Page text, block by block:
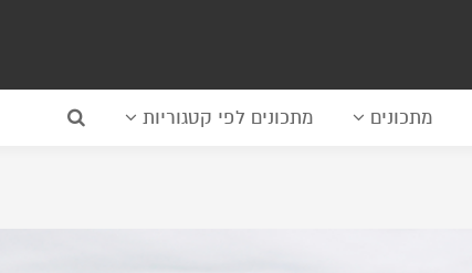
מתכונים מתכונים לפי קטגוריות